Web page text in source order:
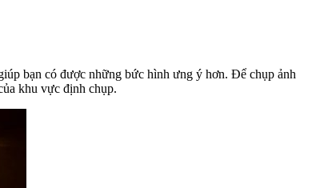
bạn có được những bức hình ưng ý hơn. Để chụp ảnh
khu vực định chụp.